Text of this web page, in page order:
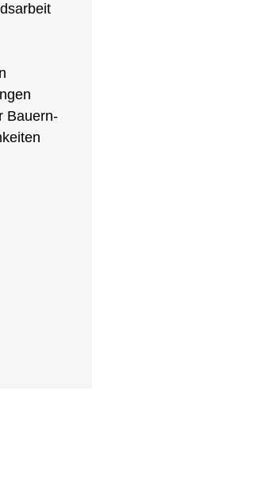
Bauern-